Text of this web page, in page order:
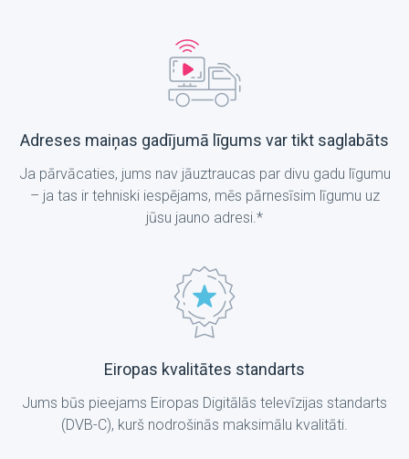
Adreses maiņas gadījumā līgums var tikt saglabāts
Ja pārvācaties, jums nav jāuztraucas par divu gadu līgumu
– ja tas ir tehniski iespējams, mēs pārnesīsim līgumu uz
jūsu jauno adresi.*
Eiropas kvalitātes standarts
Jums būs pieejams Eiropas Digitālās televīzijas standarts
(DVB-C), kurš nodrošinās maksimālu kvalitāti.